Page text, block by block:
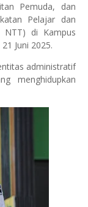
Pemuda, dan
Pelajar dan
NTT) di Kampus
Juni 2025.
administratif
menghidupkan